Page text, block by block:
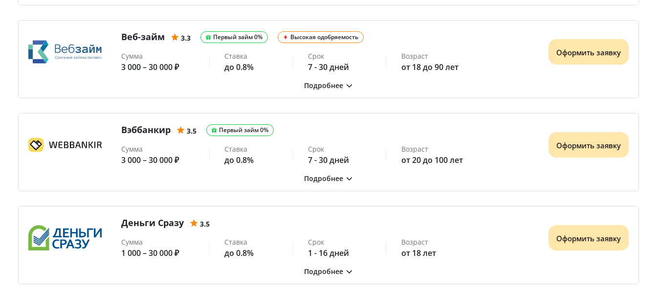
Веб-займ 3.3 Первый займ 0% Высокая одобряемость
Сумма
3 000 – 30 000 ₽
Ставка
до 0.8%
Срок
7 - 30 дней
Возраст
от 18 до 90 лет
Оформить заявку
Вэббанкир 3.5 Первый займ 0%
Сумма
3 000 – 30 000 ₽
Ставка
до 0.8%
Срок
7 - 30 дней
Возраст
от 20 до 100 лет
Оформить заявку
Деньги Сразу
3.5
Сумма
1 000 – 30 000 ₽
Ставка
до 0.8%
Срок
1 - 16 дней
Возраст
от 18 лет
Оформить заявку